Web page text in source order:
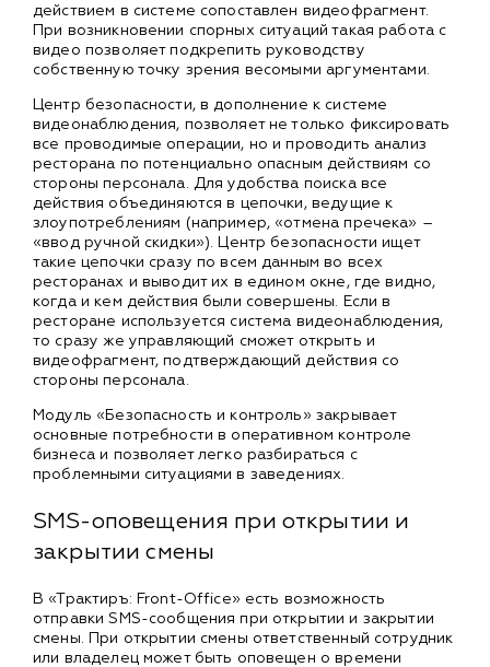
действием в системе сопоставлен видеофрагмент.
При возникновении спорных ситуаций такая работа с
видео позволяет подкрепить руководству
собственную точку зрения весомыми аргументами.
Центр безопасности, в дополнение к системе
видеонаблюдения, позволяет не только фиксировать
все проводимые операции, но и проводить анализ
ресторана по потенциально опасным действиям со
стороны персонала. Для удобства поиска все
действия объединяются в цепочки, ведущие к
злоупотреблениям (например, «отмена пречека» –
«ввод ручной скидки»). Центр безопасности ищет
такие цепочки сразу по всем данным во всех
ресторанах и выводит их в едином окне, где видно,
когда и кем действия были совершены. Если в
ресторане используется система видеонаблюдения,
то сразу же управляющий сможет открыть и
видеофрагмент, подтверждающий действия со
стороны персонала.
Модуль «Безопасность и контроль» закрывает
основные потребности в оперативном контроле
бизнеса и позволяет легко разбираться с
проблемными ситуациями в заведениях.
SMS-оповещения при открытии и
закрытии смены
В «Трактиръ: Front-Office» есть возможность
отправки SMS-сообщения при открытии и закрытии
смены. При открытии смены ответственный сотрудник
или владелец может быть оповещен о времени